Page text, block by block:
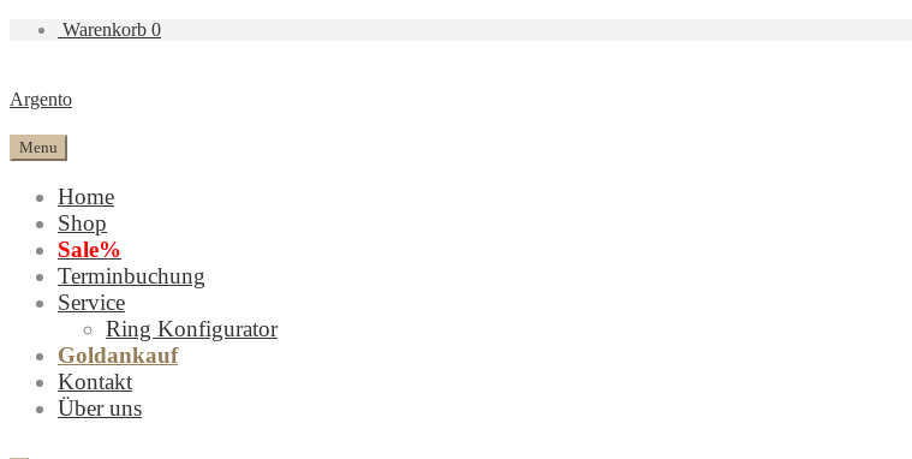
Warenkorb 0
Argento
Menu
Home
Shop
Sale%
Terminbuchung
Service
Ring Konfigurator
Goldankauf
Kontakt
Über uns